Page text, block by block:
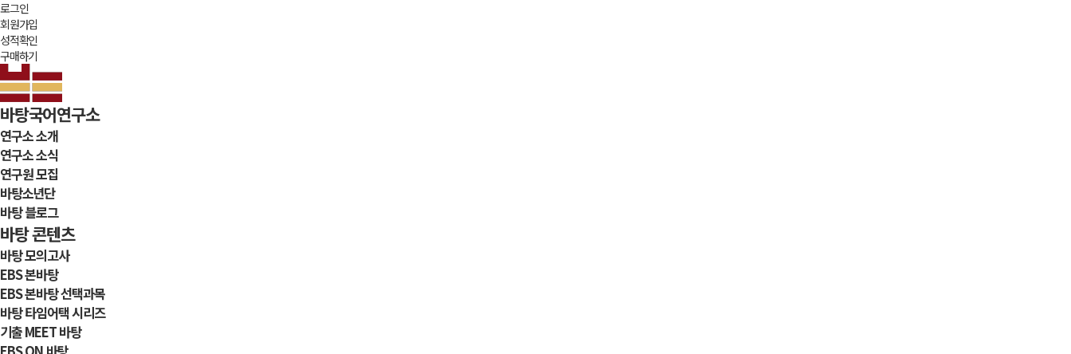
로그인
회원가입
성적확인
구매하기
바탕국어연구소
연구소 소개
연구소 소식
연구원 모집
바탕소년단
바탕 블로그
바탕 콘텐츠
바탕 모의고사
EBS 본바탕
EBS 본바탕 선택과목
바탕 타임어택 시리즈
기출 MEET 바탕